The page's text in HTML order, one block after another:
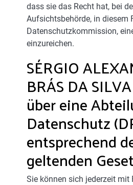
dass sie das Recht hat, bei
Aufsichtsbehörde, in diesem
Datenschutzkommission,
einzureichen.
SÉRGIO
BRÁS DA
über eine
Datenschutz
entsprechend
geltenden
Sie können sich jederzeit mit